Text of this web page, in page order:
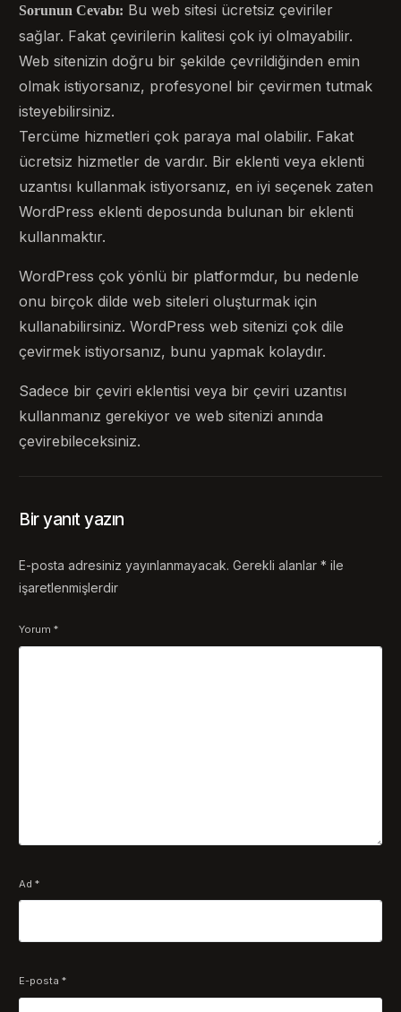
Sorunun Cevabı: Bu web sitesi ücretsiz çeviriler
sağlar. Fakat çevirilerin kalitesi çok iyi olmayabilir.
Web sitenizin doğru bir şekilde çevrildiğinden emin
olmak istiyorsanız, profesyonel bir çevirmen tutmak
isteyebilirsiniz.
Tercüme hizmetleri çok paraya mal olabilir. Fakat
ücretsiz hizmetler de vardır. Bir eklenti veya eklenti
uzantısı kullanmak istiyorsanız, en iyi seçenek zaten
WordPress eklenti deposunda bulunan bir eklenti
kullanmaktır.
WordPress çok yönlü bir platformdur, bu nedenle
onu birçok dilde web siteleri oluşturmak için
kullanabilirsiniz. WordPress web sitenizi çok dile
çevirmek istiyorsanız, bunu yapmak kolaydır.
Sadece bir çeviri eklentisi veya bir çeviri uzantısı
kullanmanız gerekiyor ve web sitenizi anında
çevirebileceksiniz.
Bir yanıt yazın
E-posta adresiniz yayınlanmayacak. Gerekli alanlar* ile
işaretlenmişlerdir
Yorum*
Ad*
E-posta*